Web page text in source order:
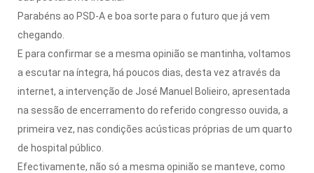
Parabéns ao PSD-A e boa sorte para o futuro que já vem
chegando.
E para confirmar se a mesma opinião se mantinha, voltamos
a escutar na íntegra, há poucos dias, desta vez através da
internet, a intervenção de José Manuel Bolieiro, apresentada
na sessão de encerramento do referido congresso ouvida, a
primeira vez, nas condições acústicas próprias de um quarto
de hospital público.
Efectivamente, não só a mesma opinião se manteve, como